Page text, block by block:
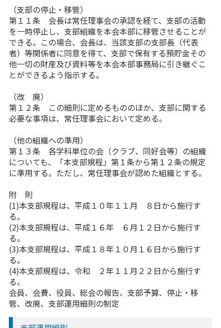
（支部の停止・移管）
第１１条 会長は常任理事会の承認を経て、支部の活動
を一時停止し、支部組織を本会本部に移管させることが
できる。この場合、会長は、当該支部の支部長（代表
者）等関係者に同意を得て、支部で保有する預貯金その
他一切の財産及び資料等を本会本部事務局に引き継ぐこ
とができるよう指示する。
（改 廃）
第１２条 この細則に定めるもののほか、支部に関する
必要な事項は、常任理事会において定める。
（他の組織への準用）
第１３条 各学科単位の会（クラブ、同好会等）の組織
についても、「本支部規程」第１条から第１２条の規定
に準用する。ただし、常任理事会が認めた組織とする。
附 則
(1)本支部規程は、平成１０年１１月 ８日から施行す
る。
(2)本支部規程は、平成１６年 ６月１２日から施行す
る。
(3)本支部規程は、平成１８年１０月１６日から施行す
る。
(4)本支部規程は、令和 ２年１１月２２日から施行す
る。
会員、会費、役員、総会の報告、支部予算、停止・移
管、改廃、支部運用細則の制定